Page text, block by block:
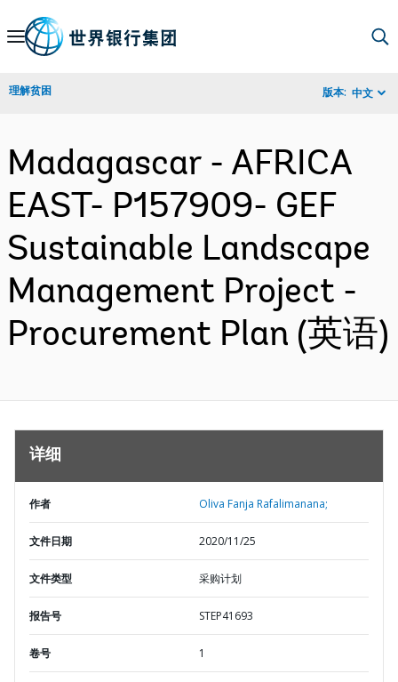
Skip
Navigation
理解贫困 版本: 中文
Madagascar - AFRICA
EAST- P157909- GEF
Sustainable Landscape
Management Project -
Procurement Plan (英语)
详细
作者 Oliva Fanja Rafalimanana;
文件日期 2020/11/25
文件类型 采购计划
报告号 STEP41693
卷号 1